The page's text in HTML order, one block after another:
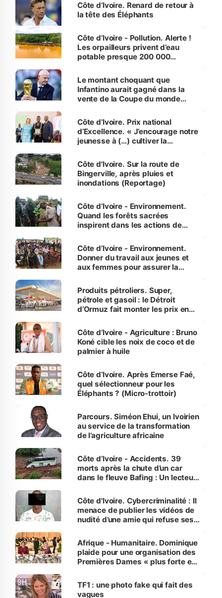
Côte d’Ivoire. Renard de retour à
la tête des Éléphants
Côte d’Ivoire - Pollution. Alerte !
Les orpailleurs privent d’eau
potable presque 200 000
Le montant choquant que
Infantino aurait gagné dans la
vente de la Coupe du monde
Côte d’Ivoire. Prix national
d’Excellence. « J’encourage notre
jeunesse à (…) cultiver la
(Alassane Ouattara
Côte d'Ivoire. Sur la route de
Bingerville, après pluies et
inondations (Reportage)
Côte d’Ivoire - Environnement.
Quand les forêts sacrées
inspirent dans les actions de
Côte d’Ivoire - Environnement.
Donner du travail aux jeunes et
aux femmes pour assurer la
menacées
Produits pétroliers. Super,
pétrole et gasoil : le Détroit
d’Ormuz fait monter les prix en
Côte d’Ivoire - Agriculture : Bruno
Koné cible les noix de coco et de
palmier à huile
Côte d’Ivoire. Après Emerse Faé,
quel sélectionneur pour les
Éléphants ? (Micro-trottoir)
Parcours. Siméon Ehui, un Ivoirien
au service de la transformation
de l’agriculture africaine
Côte d’Ivoire - Accidents. 39
morts après la chute d’un car
dans le fleuve Bafing : Un lecteur
des Transports
Côte d'Ivoire. Cybercriminalité : Il
menace de publier les vidéos de
nudité d’une amie qui refuse ses
Afrique - Humanitaire. Dominique
plaide pour une organisation des
Premières Dames « plus forte et
sur la scène internationale »
TF1 : une photo fake qui fait des
vagues